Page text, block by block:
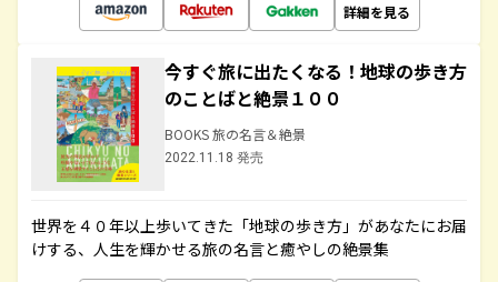
詳細を見る
今すぐ旅に出たくなる！地球の歩き方
のことばと絶景１００
BOOKS 旅の名言＆絶景
2022.11.18 発売
世界を４０年以上歩いてきた「地球の歩き方」があなたにお届
けする、人生を輝かせる旅の名言と癒やしの絶景集